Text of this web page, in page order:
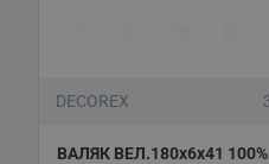
DECOREX
ВАЛЯК ВЕЛ.180x6х41 100%